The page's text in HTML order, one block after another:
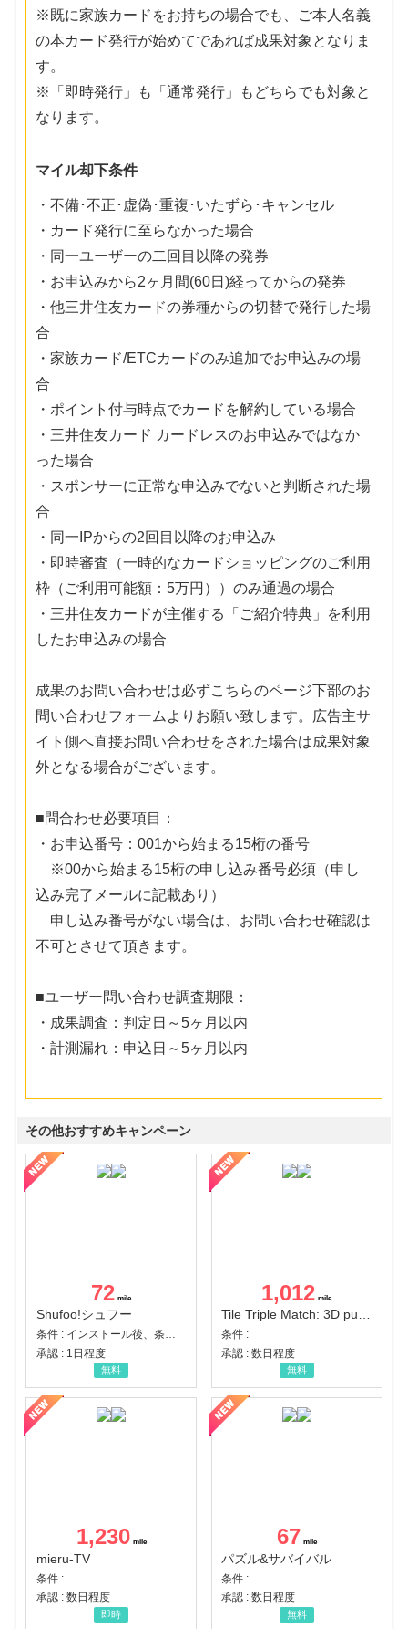
※既に家族カードをお持ちの場合でも、ご本人名義
の本カード発行が始めてであれば成果対象となりま
す。
※「即時発行」も「通常発行」もどちらでも対象と
なります。
マイル却下条件
・不備･不正･虚偽･重複･いたずら･キャンセル
・カード発行に至らなかった場合
・同一ユーザーの二回目以降の発券
・お申込みから2ヶ月間(60日)経ってからの発券
・他三井住友カードの券種からの切替で発行した場
合
・家族カード/ETCカードのみ追加でお申込みの場
合
・ポイント付与時点でカードを解約している場合
・三井住友カード カードレスのお申込みではなか
った場合
・スポンサーに正常な申込みでないと判断された場
合
・同一IPからの2回目以降のお申込み
・即時審査（一時的なカードショッピングのご利用
枠（ご利用可能額：5万円））のみ通過の場合
・三井住友カードが主催する「ご紹介特典」を利用
したお申込みの場合
成果のお問い合わせは必ずこちらのページ下部のお
問い合わせフォームよりお願い致します。広告主サ
イト側へ直接お問い合わせをされた場合は成果対象
外となる場合がございます。
■問合わせ必要項目：
・お申込番号：001から始まる15桁の番号
※00から始まる15桁の申し込み番号必須（申し
込み完了メールに記載あり）
申し込み番号がない場合は、お問い合わせ確認は
不可とさせて頂きます。
■ユーザー問い合わせ調査期限：
・成果調査：判定日～5ヶ月以内
・計測漏れ：申込日～5ヶ月以内
その他おすすめキャンペーン
72
Shufoo!シュフー
条件 : インストール後、条件達成
承認 : 1日程度
無料
1,012
Tile Triple Match: 3D puzzle
条件 :
承認 : 数日程度
無料
1,230
mieru-TV
条件 :
承認 : 数日程度
即時
67
パズル&サバイバル
条件 :
承認 : 数日程度
無料